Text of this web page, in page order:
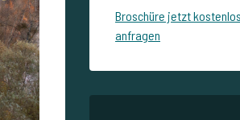
Broschüre jetzt kostenlos
anfragen